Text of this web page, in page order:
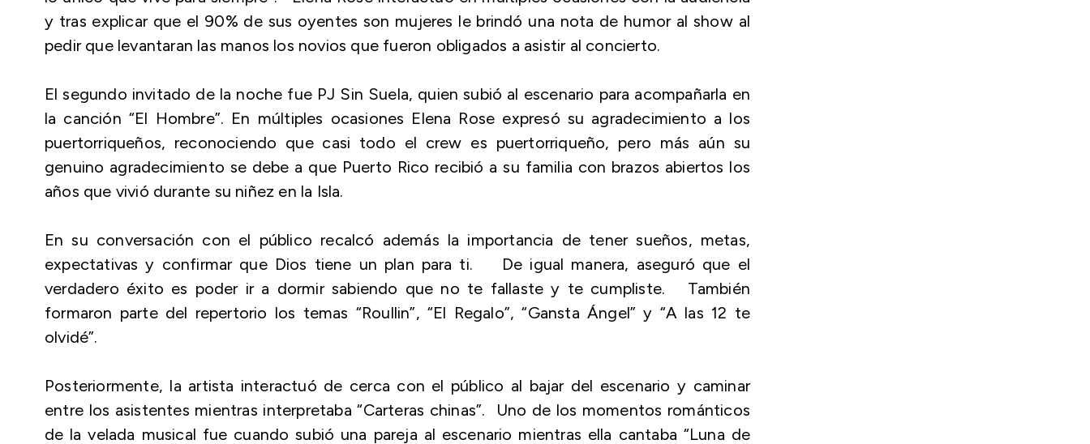
y tras explicar que el 90% de sus oyentes son mujeres le brindó una nota de humor al show al
pedir que levantaran las manos los novios que fueron obligados a asistir al concierto.
El segundo invitado de la noche fue PJ Sin Suela, quien subió al escenario para acompañarla en
la canción “El Hombre”. En múltiples ocasiones Elena Rose expresó su agradecimiento a los
puertorriqueños, reconociendo que casi todo el crew es puertorriqueño, pero más aún su
genuino agradecimiento se debe a que Puerto Rico recibió a su familia con brazos abiertos los
años que vivió durante su niñez en la Isla.
En su conversación con el público recalcó además la importancia de tener sueños, metas,
expectativas y confirmar que Dios tiene un plan para ti. De igual manera, aseguró que el
verdadero éxito es poder ir a dormir sabiendo que no te fallaste y te cumpliste. También
formaron parte del repertorio los temas “Roullin”, “El Regalo”, “Gansta Ángel” y “A las 12 te
olvidé”.
Posteriormente, la artista interactuó de cerca con el público al bajar del escenario y caminar
entre los asistentes mientras interpretaba “Carteras chinas”. Uno de los momentos románticos
de la velada musical fue cuando subió una pareja al escenario mientras ella cantaba “Luna de